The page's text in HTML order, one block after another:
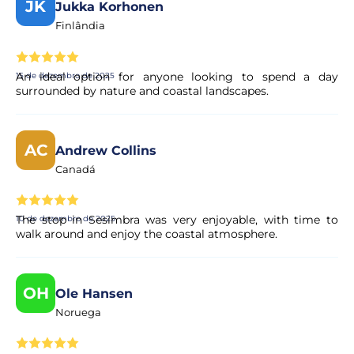
financeiros.
JK Jukka Korhonen
Finlândia
15 de dezembro de 2025
An ideal option for anyone looking to spend a day
surrounded by nature and coastal landscapes.
AC Andrew Collins
Canadá
10 de dezembro de 2025
The stop in Sesimbra was very enjoyable, with time to
walk around and enjoy the coastal atmosphere.
OH Ole Hansen
Noruega